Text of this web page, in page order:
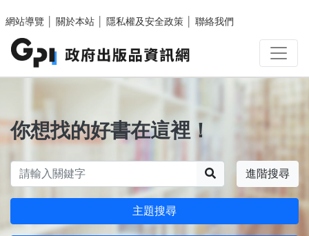
網站導覽
關於本站 隱私權及安全政策 聯絡我們
你想找的好書在這裡！
進階搜尋
主題搜尋